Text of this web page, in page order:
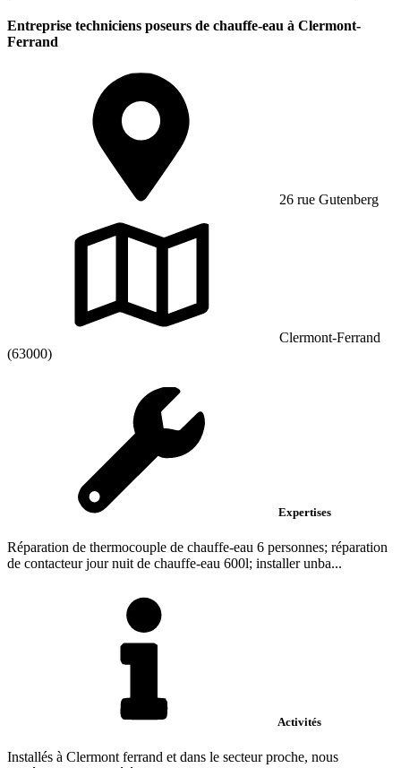
Entreprise techniciens poseurs de chauffe-eau à Clermont-
Ferrand
26 rue Gutenberg
Clermont-Ferrand
(63000)
Expertises
Réparation de thermocouple de chauffe-eau 6 personnes; réparation
de contacteur jour nuit de chauffe-eau 600l; installer unba...
Activités
Installés à Clermont ferrand et dans le secteur proche, nous